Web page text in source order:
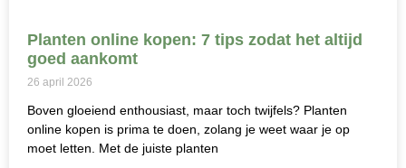
Planten online kopen: 7 tips zodat het altijd
goed aankomt
26 april 2026
Boven gloeiend enthousiast, maar toch twijfels? Planten
online kopen is prima te doen, zolang je weet waar je op
moet letten. Met de juiste planten